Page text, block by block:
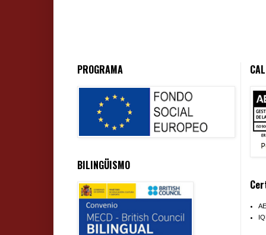
PROGRAMA
BILINGÜISMO